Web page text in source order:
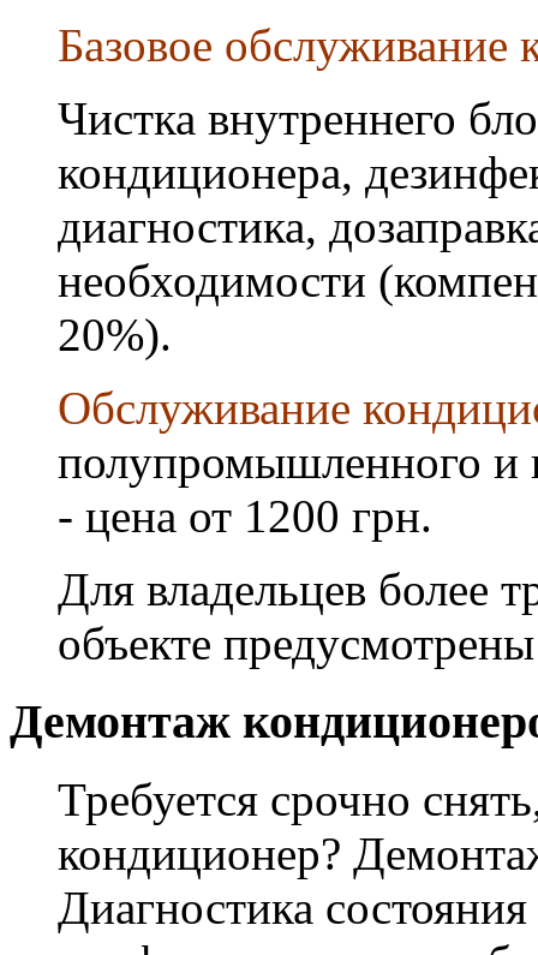
Базовое обслуживание
Чистка внутреннего
кондиционера,
диагностика,
необходимости
20%).
Обслуживание
полупромышленного и
- цена от 1200 грн.
Для владельцев более
объекте
Демонтаж
Требуется срочно
кондиционер?
Диагностика